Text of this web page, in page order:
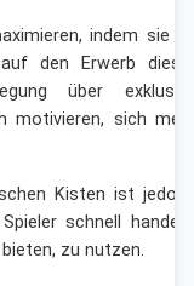
indem sie
den Erwerb
über
motivieren, sich
Kisten ist
schnell
zu nutzen.